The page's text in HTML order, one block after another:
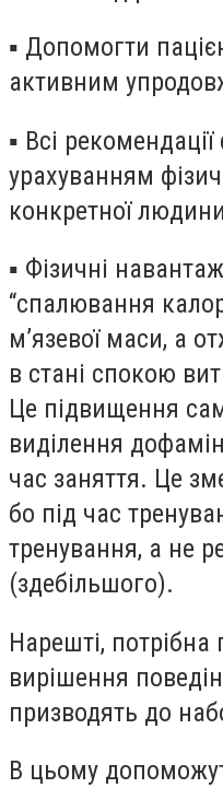
▪️ Допомогти
активним
▪️ Всі
урахуванням
конкретної
▪️ Фізичні
“спалювання
м’язевої маси, а
в стані спокою
Це підвищення
виділення
час заняття. Це
бо під час
тренування, а не
(здебільшого).
Нарешті, потрібна
вирішення
призводять до
В цьому